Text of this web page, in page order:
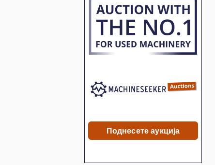
Поднесете аукција